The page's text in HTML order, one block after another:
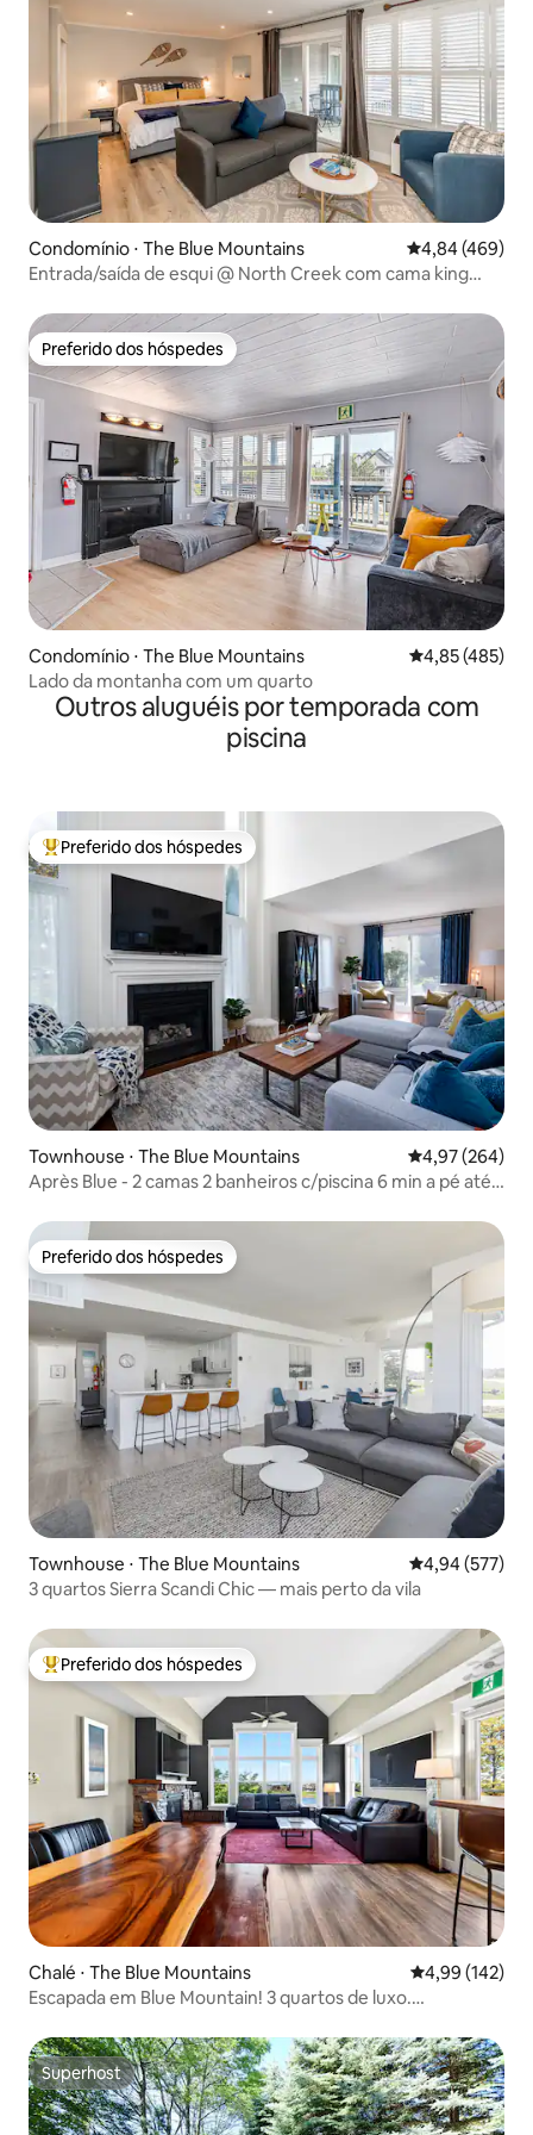
Condomínio ⋅ The Blue Mountains 4,84 de uma
4,84 (469)
Entrada/saída de esqui @ North Creek com cama king
Preferido dos hóspedes
Preferido dos hóspedes
Condomínio ⋅ The Blue Mountains 4,85 de uma
4,85 (485)
Lado da montanha com um quarto
Outros aluguéis por temporada com
piscina
Entre os melhores preferidos dos hóspedes
Preferido dos hóspedes
Townhouse ⋅ The Blue Mountains 4,97 de uma
4,97 (264)
Après Blue - 2 camas 2 banheiros c/piscina 6 min a pé até a
Preferido dos hóspedes
Preferido dos hóspedes
Townhouse ⋅ The Blue Mountains 4,94 de uma
4,94 (577)
3 quartos Sierra Scandi Chic — mais perto da vila
Entre os melhores preferidos dos hóspedes
Preferido dos hóspedes
Chalé ⋅ The Blue Mountains 4,99 de uma
4,99 (142)
Escapada em Blue Mountain! 3 quartos de luxo.
Superhost
Superhost